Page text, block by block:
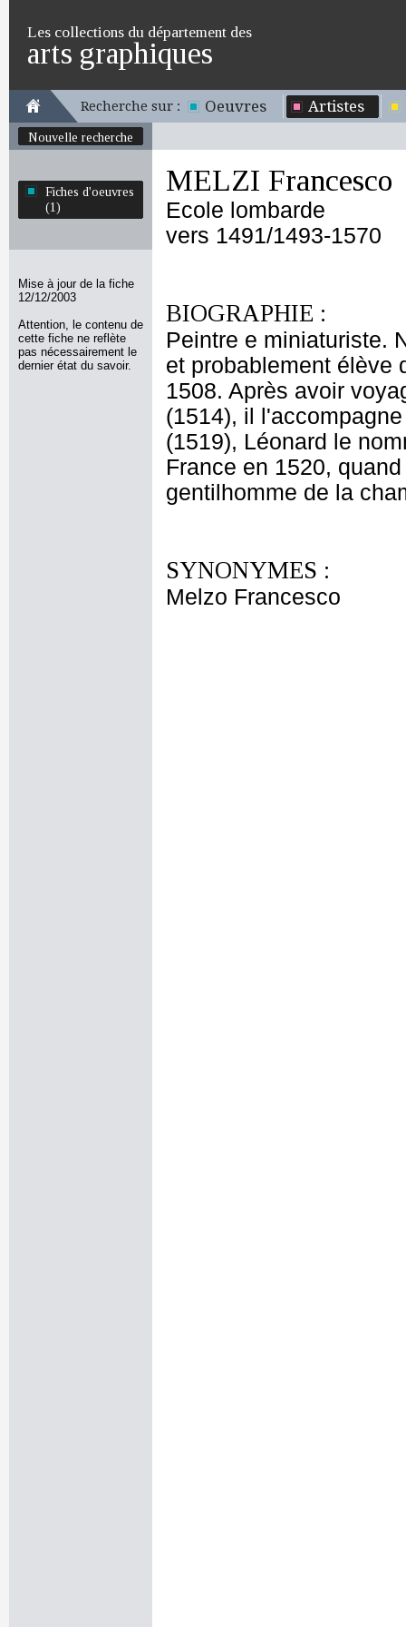
Les collections du département des
arts graphiques
Recherche sur : Oeuvres Artistes
Nouvelle recherche
Fiches d'oeuvres
(1)
Mise à jour de la fiche
12/12/2003
Attention, le contenu de
cette fiche ne reflète
pas nécessairement le
dernier état du savoir.
MELZI Francesco
Ecole lombarde
vers 1491/1493-1570
BIOGRAPHIE :
Peintre e miniaturiste.
et probablement élève
1508. Après avoir
(1514), il
(1519), Léonard le
France en 1520,
gentilhomme de la
SYNONYMES :
Melzo Francesco